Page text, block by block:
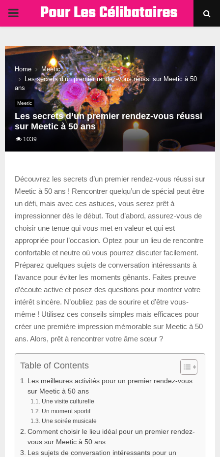
PRIMARY
Home
Meetic
Les secrets d’un premier rendez-vous réussi sur Meetic à 50
ans
Meetic
Les secrets d’un premier rendez-vous réussi
sur Meetic à 50 ans
1039
Découvrez les secrets d’un premier rendez-vous réussi sur
Meetic à 50 ans ! Rencontrer quelqu’un de spécial peut être
un défi, mais avec ces astuces, vous serez prêt à
impressionner dès le début. Tout d’abord, assurez-vous de
choisir une tenue qui vous met en valeur et qui est
appropriée pour l’occasion. Optez pour un lieu de rencontre
confortable et neutre où vous pourrez discuter facilement.
Préparez quelques sujets de conversation intéressants à
l’avance pour éviter les moments gênants. Faites preuve
d’écoute active et posez des questions pour montrer votre
intérêt sincère. N’oubliez pas de sourire et d’être vous-
même ! Utilisez ces conseils simples mais efficaces pour
créer une première impression mémorable sur Meetic à 50
ans. Alors, prêt à rencontrer votre âme sœur ?
Table of Contents
Les meilleures activités pour un premier rendez-vous
sur Meetic à 50 ans
Une visite culturelle
Un moment sportif
Une soirée musicale
Comment choisir le lieu idéal pour un premier rendez-
vous sur Meetic à 50 ans
Les sujets de conversation intéressants pour un